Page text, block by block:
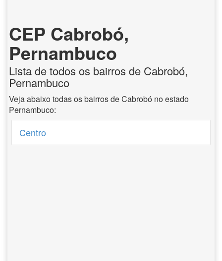
CEP Cabrobó,
Pernambuco
Lista de todos os bairros de Cabrobó,
Pernambuco
Veja abaixo todas os bairros de Cabrobó no estado
Pernambuco:
Centro